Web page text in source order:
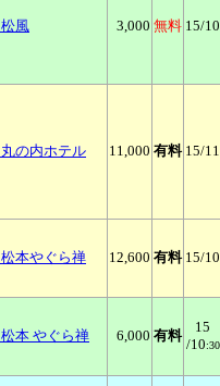
松風 3,000 無料 15/10
丸の内ホテル 11,000 有料 15/11
松本やぐら禅 12,600 有料 15/10
松本 やぐら禅 6,000 有料
15
/10:30